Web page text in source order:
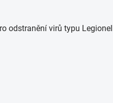
odstranění virů typu